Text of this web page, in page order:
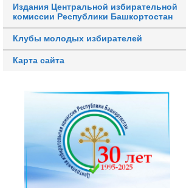
Издания Центральной избирательной
комиссии Республики Башкортостан
Клубы молодых избирателей
Карта сайта